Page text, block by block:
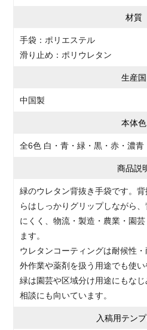
材質
手袋：ポリエステル
滑り止め：ポリウレタン
生産国
中国製
本体色
全6色 白・青・緑・黒・赤・濃青
商品説
緑のウレタン背抜き手袋です。
らはしっかりグリップしながら
にくく、物流・製造・農業・園
ます。
ウレタンコーティングは耐候性
外作業や薬剤を扱う用途でも使い
緑は園芸や区域分け用途にもな
相談にも向いています。
入稿用テン